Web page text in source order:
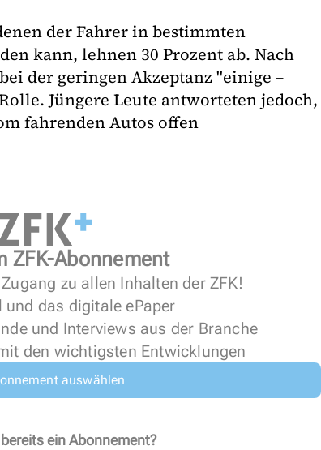
der Fahrer in bestimmten
kann, lehnen 30 Prozent ab. Nach
der geringen Akzeptanz "einige –
Jüngere Leute antworteten jedoch,
fahrenden Autos offen
ZFK-Abonnement
zu allen Inhalten der ZFK!
das digitale ePaper
und Interviews aus der Branche
den wichtigsten Entwicklungen
auswählen
ein Abonnement?